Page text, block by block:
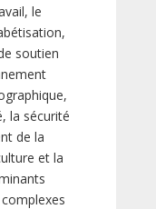
le
soutien
la sécurité
de la
et la